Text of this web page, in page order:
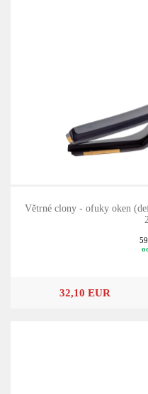
Větrné clony - ofuky oken
32,10 EUR